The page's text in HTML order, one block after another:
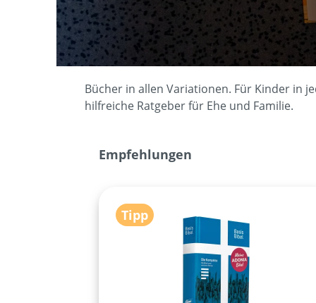
Bücher in allen Variationen. Für Kinder in
hilfreiche Ratgeber für Ehe und Familie.
Produktgalerie überspringen
Empfehlungen
Tipp